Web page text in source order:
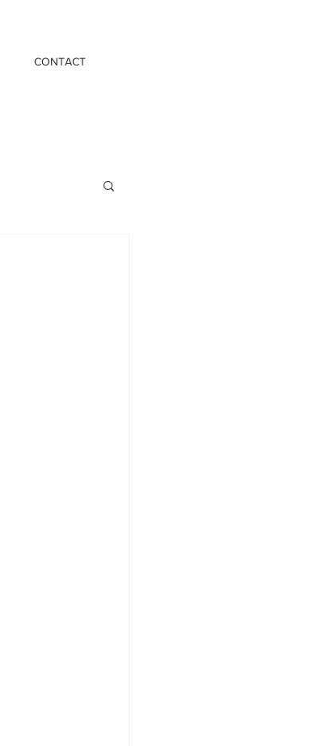
CONTACT